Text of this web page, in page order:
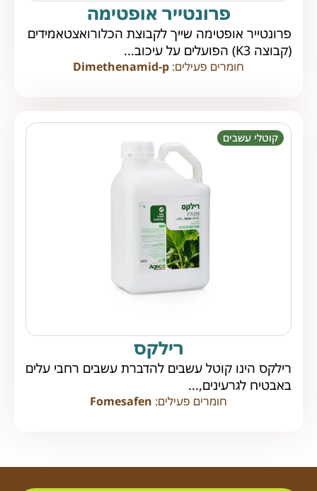
פרונטייר אופטימה
פרונטייר אופטימה שייך לקבוצת הכלורואצטאמידים
(קבוצה K3) הפועלים על עיכוב...
חומרים פעילים: Dimethenamid-p
קוטלי עשבים
רילקס
רילקס הינו קוטל עשבים להדברת עשבים רחבי עלים
באבטיח לגרעינים,...
חומרים פעילים: Fomesafen